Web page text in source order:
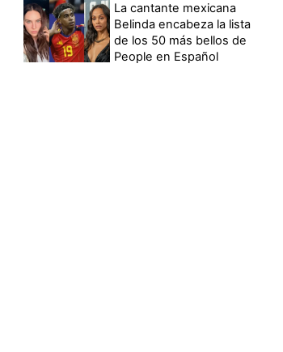
La cantante mexicana
Belinda encabeza la lista
de los 50 más bellos de
People en Español